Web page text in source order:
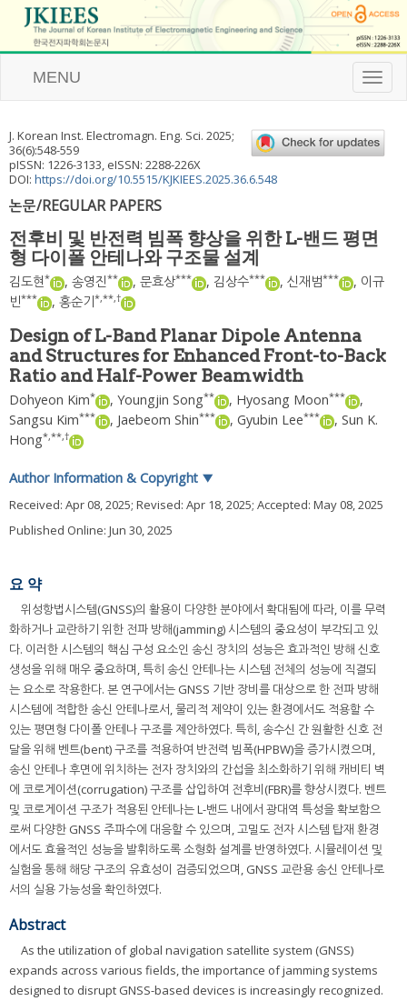
T
o
l
e
g
t
MENU
J. Korean Inst. Electromagn. Eng. Sci. 2025;
36(6):548-559
pISSN: 1226-3133, eISSN: 2288-226X
DOI: https://doi.org/10.5515/KJKIEES.2025.36.6.548
논문/REGULAR PAPERS
전후비 및 반전력 빔폭 향상을 위한 L-밴드 평면
형 다이폴 안테나와 구조물 설계
김도현* , 송영진** , 문효상*** , 김상수*** , 신재범*** , 이규
빈*** , 홍순기 *,**,†
Design of L-Band Planar Dipole Antenna
and Structures for Enhanced Front-to-Back
Ratio and Half-Power Beamwidth
Dohyeon Kim* , Youngjin Song** , Hyosang Moon***
,
Sangsu Kim*** , Jaebeom Shin*** , Gyubin Lee*** , Sun K.
Hong*,**,†
Author Information & Copyright ▼
Received: Apr 08, 2025; Revised: Apr 18, 2025; Accepted: May 08, 2025
Published Online: Jun 30, 2025
요 약
위성항법시스템(GNSS)의 활용이 다양한 분야에서 확대됨에 따라, 이를 무력
화하거나 교란하기 위한 전파 방해(jamming) 시스템의 중요성이 부각되고 있
다. 이러한 시스템의 핵심 구성 요소인 송신 장치의 성능은 효과적인 방해 신호
생성을 위해 매우 중요하며, 특히 송신 안테나는 시스템 전체의 성능에 직결되
는 요소로 작용한다. 본 연구에서는 GNSS 기반 장비를 대상으로 한 전파 방해
시스템에 적합한 송신 안테나로서, 물리적 제약이 있는 환경에서도 적용할 수
있는 평면형 다이폴 안테나 구조를 제안하였다. 특히, 송수신 간 원활한 신호 전
달을 위해 벤트(bent) 구조를 적용하여 반전력 빔폭(HPBW)을 증가시켰으며,
송신 안테나 후면에 위치하는 전자 장치와의 간섭을 최소화하기 위해 캐비티 벽
에 코로게이션(corrugation) 구조를 삽입하여 전후비(FBR)를 향상시켰다. 벤트
및 코로게이션 구조가 적용된 안테나는 L-밴드 내에서 광대역 특성을 확보함으
로써 다양한 GNSS 주파수에 대응할 수 있으며, 고밀도 전자 시스템 탑재 환경
에서도 효율적인 성능을 발휘하도록 소형화 설계를 반영하였다. 시뮬레이션 및
실험을 통해 해당 구조의 유효성이 검증되었으며, GNSS 교란용 송신 안테나로
서의 실용 가능성을 확인하였다.
Abstract
As the utilization of global navigation satellite system (GNSS)
expands across various fields, the importance of jamming systems
designed to disrupt GNSS-based devices is increasingly recognized.